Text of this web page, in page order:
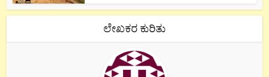
ಲೇಖಕರ ಕುರಿತು